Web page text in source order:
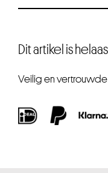
Dit artikel is
Veilig en